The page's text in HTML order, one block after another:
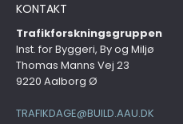
KONTAKT
Trafikforskningsgruppen
Inst. for Byggeri, By og Miljø
Thomas Manns Vej 23
9220 Aalborg Ø
TRAFIKDAGE@BUILD.AAU.DK